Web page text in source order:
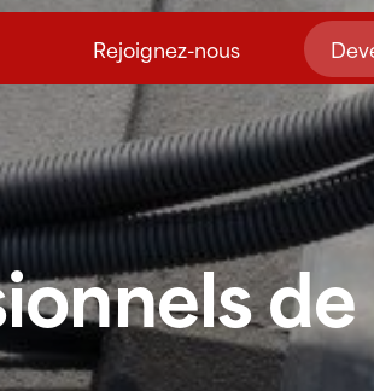
Rejoignez-nous
de